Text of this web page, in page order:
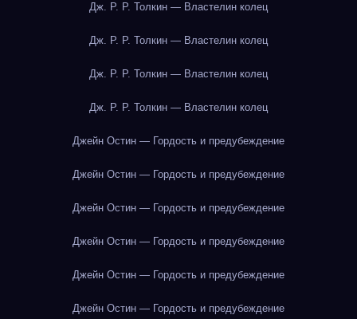
Дж. Р. Р. Толкин — Властелин колец
Дж. Р. Р. Толкин — Властелин колец
Дж. Р. Р. Толкин — Властелин колец
Дж. Р. Р. Толкин — Властелин колец
Джейн Остин — Гордость и предубеждение
Джейн Остин — Гордость и предубеждение
Джейн Остин — Гордость и предубеждение
Джейн Остин — Гордость и предубеждение
Джейн Остин — Гордость и предубеждение
Джейн Остин — Гордость и предубеждение